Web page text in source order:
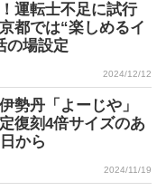
運転士不足に試行
都では“楽しめるイ
の場設定
2024/12/12
勢丹「よーじや」
復刻4倍サイズのあ
から
2024/11/19